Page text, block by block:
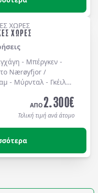
ΧΩΡΕΣ
- Μπέργκεν -
Nærøyfjor /
- Μύρνταλ - Γκέιλο -
3* & 4* με
ΑΠΟ2.300€
Τελική τιμή ανά άτομο